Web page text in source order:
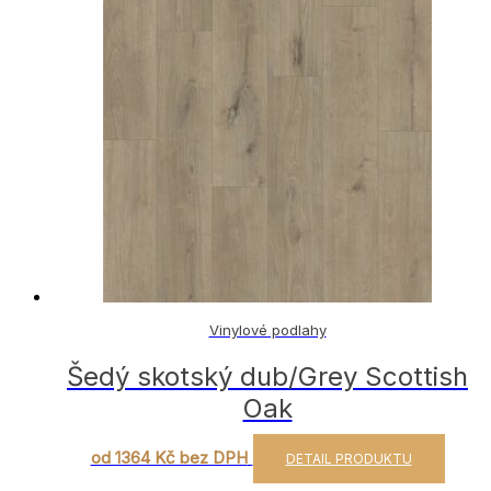
Vinylové podlahy
Šedý skotský dub/Grey Scottish
Oak
od 1364 Kč bez DPH DETAIL PRODUKTU